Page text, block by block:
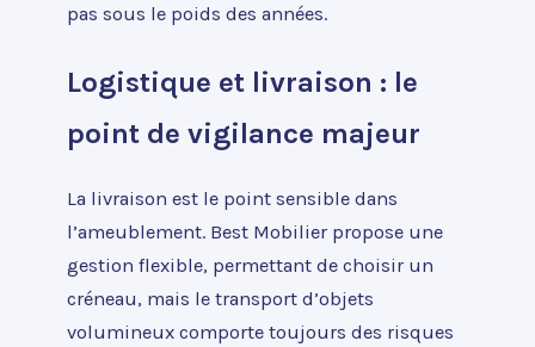
pas sous le poids des années.
Logistique et livraison : le
point de vigilance majeur
La livraison est le point sensible dans
l’ameublement. Best Mobilier propose une
gestion flexible, permettant de choisir un
créneau, mais le transport d’objets
volumineux comporte toujours des risques